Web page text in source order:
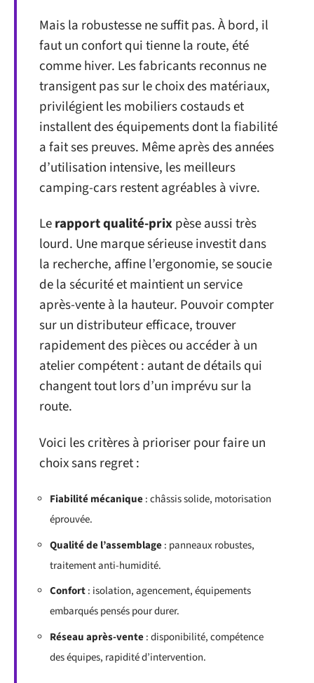
Mais la robustesse ne suffit pas. À bord, il
faut un confort qui tienne la route, été
comme hiver. Les fabricants reconnus ne
transigent pas sur le choix des matériaux,
privilégient les mobiliers costauds et
installent des équipements dont la fiabilité
a fait ses preuves. Même après des années
d’utilisation intensive, les meilleurs
camping-cars restent agréables à vivre.
Lerapport qualité-prixpèse aussi très
lourd. Une marque sérieuse investit dans
la recherche, affine l’ergonomie, se soucie
de la sécurité et maintient un service
après-vente à la hauteur. Pouvoir compter
sur un distributeur efficace, trouver
rapidement des pièces ou accéder à un
atelier compétent : autant de détails qui
changent tout lors d’un imprévu sur la
route.
Voici les critères à prioriser pour faire un
choix sans regret :
Fiabilité mécanique: châssis solide, motorisation
éprouvée.
Qualité de l’assemblage: panneaux robustes,
traitement anti-humidité.
Confort: isolation, agencement, équipements
embarqués pensés pour durer.
Réseau après-vente: disponibilité, compétence
des équipes, rapidité d’intervention.